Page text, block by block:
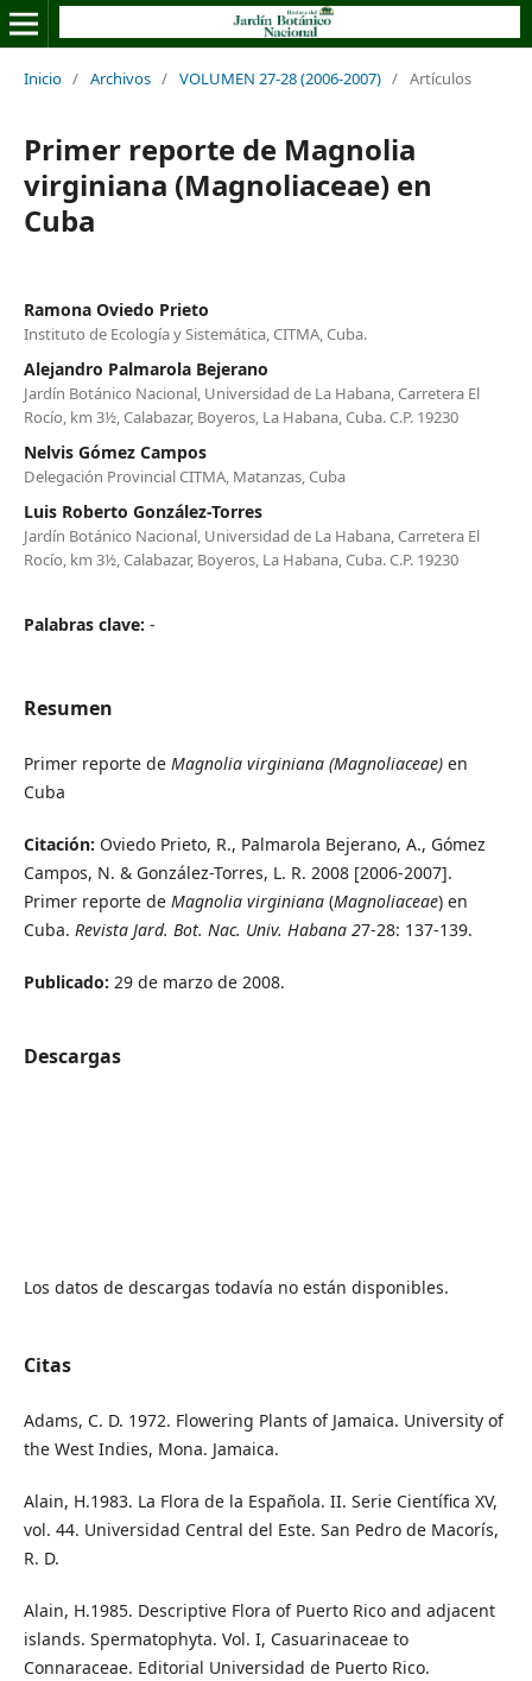
Inicio / Archivos / VOLUMEN 27-28 (2006-2007) / Artículos
Primer reporte de Magnolia
virginiana (Magnoliaceae) en
Cuba
Ramona Oviedo Prieto
Instituto de Ecología y Sistemática, CITMA, Cuba.
Alejandro Palmarola Bejerano
Jardín Botánico Nacional, Universidad de La Habana, Carretera El
Rocío, km 3½, Calabazar, Boyeros, La Habana, Cuba. C.P. 19230
Nelvis Gómez Campos
Delegación Provincial CITMA, Matanzas, Cuba
Luis Roberto González-Torres
Jardín Botánico Nacional, Universidad de La Habana, Carretera El
Rocío, km 3½, Calabazar, Boyeros, La Habana, Cuba. C.P. 19230
Palabras clave: -
Resumen
Primer reporte de Magnolia virginiana (Magnoliaceae)en
Cuba
Citación: Oviedo Prieto, R., Palmarola Bejerano, A., Gómez
Campos, N. & González-Torres, L. R. 2008 [2006-2007].
Primer reporte de Magnolia virginiana (Magnoliaceae) en
Cuba. Revista Jard. Bot. Nac. Univ. Habana 27-28: 137-139.
Publicado: 29 de marzo de 2008.
Descargas
Los datos de descargas todavía no están disponibles.
Citas
Adams, C. D. 1972. Flowering Plants of Jamaica. University of
the West Indies, Mona. Jamaica.
Alain, H.1983. La Flora de la Española. II. Serie Científica XV,
vol. 44. Universidad Central del Este. San Pedro de Macorís,
R. D.
Alain, H.1985. Descriptive Flora of Puerto Rico and adjacent
islands. Spermatophyta. Vol. I, Casuarinaceae to
Connaraceae. Editorial Universidad de Puerto Rico.